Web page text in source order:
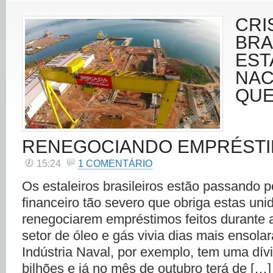
RENEGOCIANDO
15:24 1 COMENTÁRIO
Os estaleiros brasileiros estão passando
financeiro tão severo que obriga estas
renegociarem empréstimos feitos durante
setor de óleo e gás vivia dias mais
Indústria Naval, por exemplo, tem uma
bilhões e já no mês de outubro terá de […]